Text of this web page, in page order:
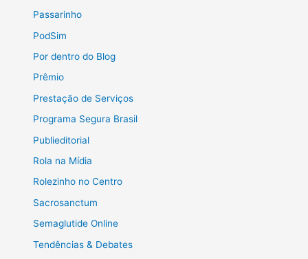
Passarinho
PodSim
Por dentro do Blog
Prêmio
Prestação de Serviços
Programa Segura Brasil
Publieditorial
Rola na Mídia
Rolezinho no Centro
Sacrosanctum
Semaglutide Online
Tendências & Debates